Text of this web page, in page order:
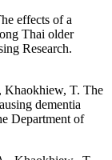
effects of a
Thai older
Research.
Khaokhiew, T. The
dementia
Department of